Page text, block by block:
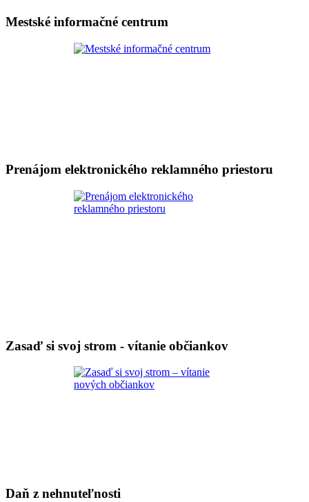
Mestské informačné centrum
Prenájom elektronického reklamného priestoru
Zasaď si svoj strom - vítanie občiankov
Daň z nehnuteľnosti